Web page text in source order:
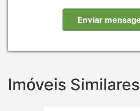
Imóveis Similares